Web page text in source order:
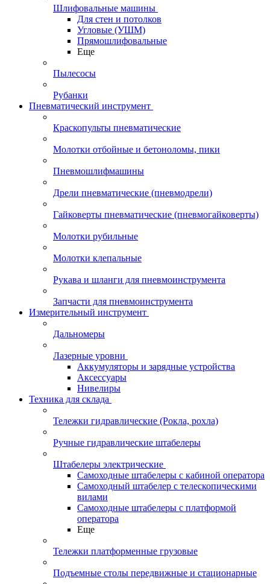
Шлифовальные машины
Для стен и потолков
Угловые (УШМ)
Прямошлифовальные
Еще
Пылесосы
Рубанки
Пневматический инструмент
Краскопульты пневматические
Молотки отбойные и бетоноломы, пики
Пневмошлифмашины
Дрели пневматические (пневмодрели)
Гайковерты пневматические (пневмогайковерты)
Молотки рубильные
Молотки клепальные
Рукава и шланги для пневмоинструмента
Запчасти для пневмоинструмента
Измерительный инструмент
Дальномеры
Лазерные уровни
Аккумуляторы и зарядные устройства
Аксессуары
Нивелиры
Техника для склада
Тележки гидравлические (Рокла, рохла)
Ручные гидравлические штабелеры
Штабелеры электрические
Самоходные штабелеры с кабиной оператора
Самоходный штабелер с телескопическими
вилами
Самоходные штабелеры с платформой
оператора
Еще
Тележки платформенные грузовые
Подъемные столы передвижные и стационарные